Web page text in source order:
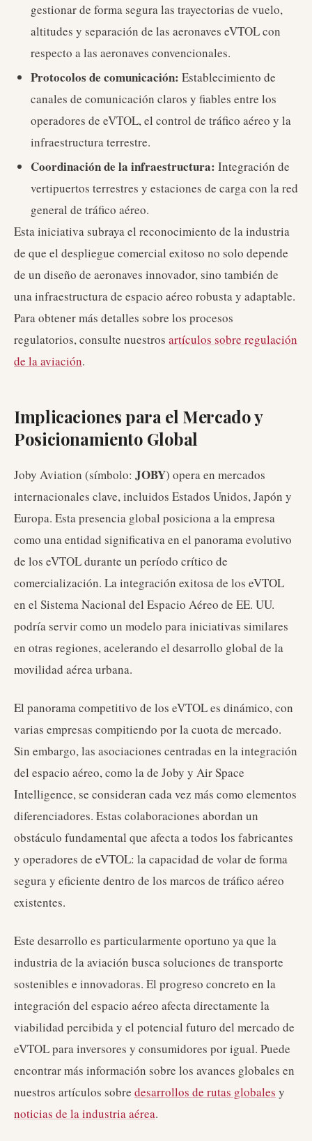
gestionar de forma segura las trayectorias de vuelo,
altitudes y separación de las aeronaves eVTOL con
respecto a las aeronaves convencionales.
Protocolos de comunicación: Establecimiento de
canales de comunicación claros y fiables entre los
operadores de eVTOL, el control de tráfico aéreo y la
infraestructura terrestre.
Coordinación de la infraestructura: Integración de
vertipuertos terrestres y estaciones de carga con la red
general de tráfico aéreo.
Esta iniciativa subraya el reconocimiento de la industria
de que el despliegue comercial exitoso no solo depende
de un diseño de aeronaves innovador, sino también de
una infraestructura de espacio aéreo robusta y adaptable.
Para obtener más detalles sobre los procesos
regulatorios, consulte nuestros artículos sobre regulación
de la aviación.
Implicaciones para el Mercado y
Posicionamiento Global
Joby Aviation (símbolo: JOBY) opera en mercados
internacionales clave, incluidos Estados Unidos, Japón y
Europa. Esta presencia global posiciona a la empresa
como una entidad significativa en el panorama evolutivo
de los eVTOL durante un período crítico de
comercialización. La integración exitosa de los eVTOL
en el Sistema Nacional del Espacio Aéreo de EE. UU.
podría servir como un modelo para iniciativas similares
en otras regiones, acelerando el desarrollo global de la
movilidad aérea urbana.
El panorama competitivo de los eVTOL es dinámico, con
varias empresas compitiendo por la cuota de mercado.
Sin embargo, las asociaciones centradas en la integración
del espacio aéreo, como la de Joby y Air Space
Intelligence, se consideran cada vez más como elementos
diferenciadores. Estas colaboraciones abordan un
obstáculo fundamental que afecta a todos los fabricantes
y operadores de eVTOL: la capacidad de volar de forma
segura y eficiente dentro de los marcos de tráfico aéreo
existentes.
Este desarrollo es particularmente oportuno ya que la
industria de la aviación busca soluciones de transporte
sostenibles e innovadoras. El progreso concreto en la
integración del espacio aéreo afecta directamente la
viabilidad percibida y el potencial futuro del mercado de
eVTOL para inversores y consumidores por igual. Puede
encontrar más información sobre los avances globales en
nuestros artículos sobre desarrollos de rutas globales y
noticias de la industria aérea.